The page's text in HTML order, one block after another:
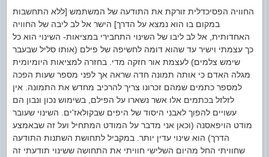
החוויה הפסיכדלית זורקת את התודעה של המשתמש [ללא התחשבות
במקום בו הוא נמצא על הדרך] הישר אל לב ליבה של החוויה
האחדותית, אל לב ליבו של השינוי התחבירי במציאות- השינוי הוא כל
כך עצמתי וישיר עד שהוא דומה לחשיפה של פילם (אותו סליל שבעבר
שימש צלמים) לעצמת אור חזקה מדי. בחזרה למציאות היומיומית
מגלה האדם כי אותה תמונה חדה שראה אך לפני מספר שעות הפכה
למספר כתמים שמהם זכרונו צריך להרכיב מחדש את התמונה. אין
לזלזל בכתמים אלו אשר נשארו על הפילם, בשימוש נכון ונבון הם
עשויים להפוך לאבני היסוד של היפים שבקולאז'ים. השינוי שעובר
מודט הויפאסנה (וכאן אני מדבר על המודט המתחיל ועל זה שבאמצע
הדרך) הוא שינוי עדין יותר. במקביל לתחושת השתנות התודעה
שחוויתי החל מהיום השלישי חוויתי את התחושה ששינוי תודעתי זה